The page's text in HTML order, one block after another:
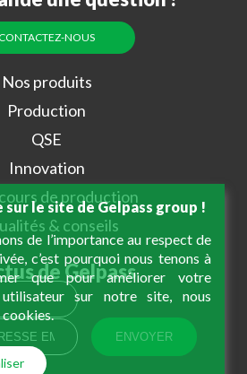
sur le site de Gelpass group !
de l’importance au respect de
c’est pourquoi nous tenons à
que pour améliorer votre
utilisateur sur notre site, nous
NOUS
Nos produits
Production
QSE
Innovation
de production
& conseils
de Gelpass